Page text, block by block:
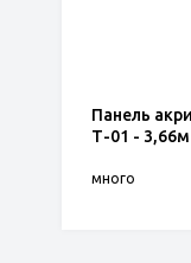
Панель
Т-01 - 3,66м
много